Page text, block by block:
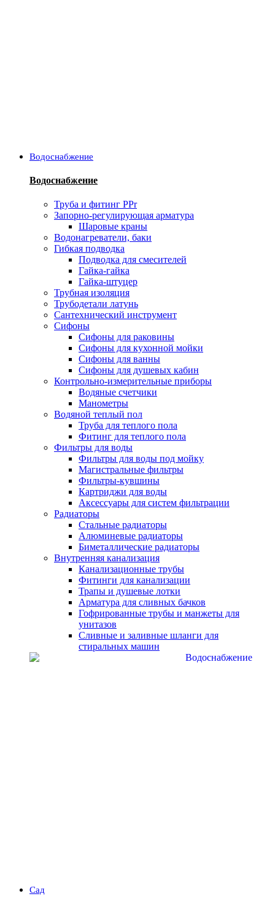
Водоснабжение
Водоснабжение
Труба и фитинг PPr
Запорно-регулирующая арматура
Шаровые краны
Водонагреватели, баки
Гибкая подводка
Подводка для смесителей
Гайка-гайка
Гайка-штуцер
Трубная изоляция
Трубодетали латунь
Сантехнический инструмент
Сифоны
Сифоны для раковины
Сифоны для кухонной мойки
Сифоны для ванны
Сифоны для душевых кабин
Контрольно-измерительные приборы
Водяные счетчики
Манометры
Водяной теплый пол
Труба для теплого пола
Фитинг для теплого пола
Фильтры для воды
Фильтры для воды под мойку
Магистральные фильтры
Фильтры-кувшины
Картриджи для воды
Аксессуары для систем фильтрации
Радиаторы
Стальные радиаторы
Алюминевые радиаторы
Биметаллические радиаторы
Внутренняя канализация
Канализационные трубы
Фитинги для канализации
Трапы и душевые лотки
Арматура для сливных бачков
Гофрированные трубы и манжеты для
унитазов
Сливные и заливные шланги для
стиральных машин
Сад